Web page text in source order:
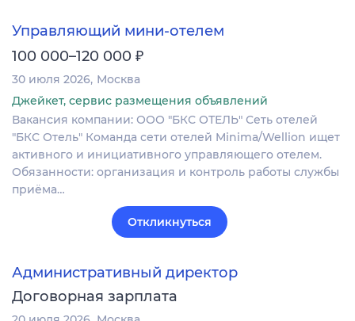
Управляющий мини-отелем
100 000–120 000 ₽
30 июля 2026 Москва
Джейкет, сервис размещения объявлений
Вакансия компании: ООО "БКС ОТЕЛЬ" Сеть отелей
"БКС Отель" Команда сети отелей Minima/Wellion ищет
активного и инициативного управляющего отелем.
Обязанности: организация и контроль работы службы
приёма…
Откликнуться
Административный директор
Договорная зарплата